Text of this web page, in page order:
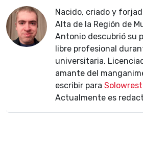
Nacido, criado y
Alta de la Región de
Antonio descubrió su
libre profesional
universitaria.
amante del
escribir para
Actualmente es